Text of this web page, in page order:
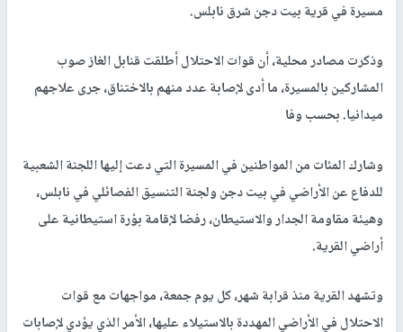
مسيرة في قرية بيت دجن شرق نابلس.
وذكرت مصادر محلية، أن قوات الاحتلال أطلقت قنابل الغاز صوب
المشاركين بالمسيرة، ما أدى لإصابة عدد منهم بالاختناق، جرى علاجهم
ميدانيا. بحسب وفا
وشارك المئات من المواطنين في المسيرة التي دعت إليها اللجنة الشعبية
للدفاع عن الأراضي في بيت دجن ولجنة التنسيق الفصائلي في نابلس،
وهيئة مقاومة الجدار والاستيطان، رفضا لإقامة بؤرة استيطانية على
أراضي القرية.
وتشهد القرية منذ قرابة شهر، كل يوم جمعة، مواجهات مع قوات
الاحتلال في الأراضي المهددة بالاستيلاء عليها، الأمر الذي يؤدي لإصابات